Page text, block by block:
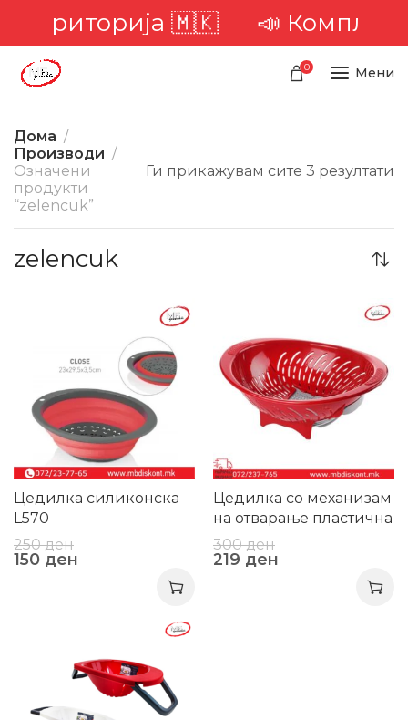
територија 🇲🇰 📣
0 Мени
Дома
Производи
Означени
продукти
“zelencuk”
Ги прикажувам сите 3 резултати
zelencuk
Цедилка силиконска
L570
250ден
150 ден
Цедилка со механизам
на отварање пластична
300ден
219 ден